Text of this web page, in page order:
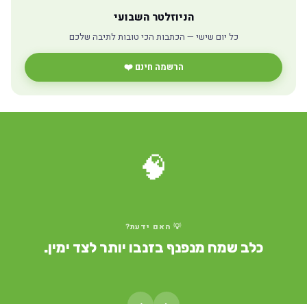
הניוזלטר השבועי
כל יום שישי — הכתבות הכי טובות לתיבה שלכם
הרשמה חינם ❤️
🧠
💡 האם ידעת?
כלב שמח מנפנף בזנבו יותר לצד ימין.